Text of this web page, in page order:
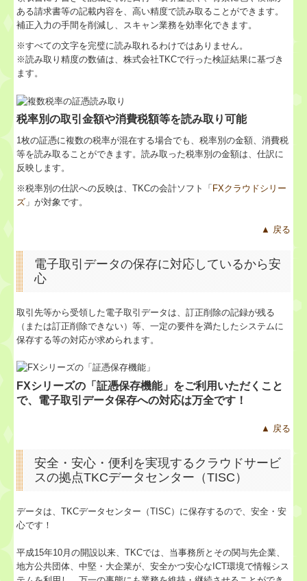
ある請求書等の記載内容を、高い精度で読み取ることができます。
補正入力の手間を削減し、スキャン業務を効率化できます。
※すべての⽂字を完璧に読み取れるわけではありません。
※読み取り精度の数値は、株式会社TKCで⾏った検証結果に基づき
ます。
税率別の取引金額や消費税額等を読み取り可能
1枚の証憑に複数の税率が混在する場合でも、税率別の金額、消費税
等を読み取ることができます。読み取った税率別の金額は、仕訳に
反映します。
※税率別の仕訳への反映は、TKCの会計ソフト「 FXクラウドシリー
ズ 」が対象です。
▲ 戻る
電子取引データの保存に対応しているから安
心
取引先等から受領した電子取引データは、訂正削除の記録が残る
（または訂正削除できない）等、一定の要件を満たしたシステムに
保存する等の対応が求められます。
FXシリーズの「証憑保存機能」をご利用いただくこと
で、電子取引データ保存への対応は万全です！
▲ 戻る
安全・安心・便利を実現するクラウドサービ
スの拠点TKCデータセンター（TISC）
データは、TKCデータセンター（TISC）に保存するので、安全・安
心です！
平成15年10月の開設以来、TKCでは、当事務所とその関与先企業、
地方公共団体、中堅・大企業が、安全かつ安心なICT環境で情報シス